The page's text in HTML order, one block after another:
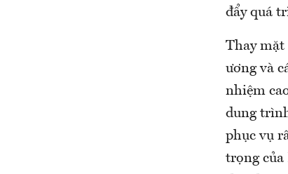
đẩy quá
Thay
ương và
nhiệm
dung
phục vụ
trọng